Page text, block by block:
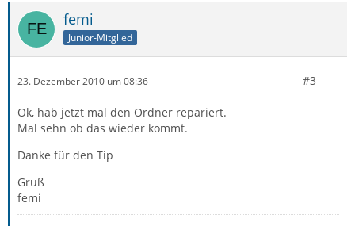
femi
Junior-Mitglied
23. Dezember 2010 um 08:36 #3
Ok, hab jetzt mal den Ordner repariert.
Mal sehn ob das wieder kommt.
Danke für den Tip
Gruß
femi